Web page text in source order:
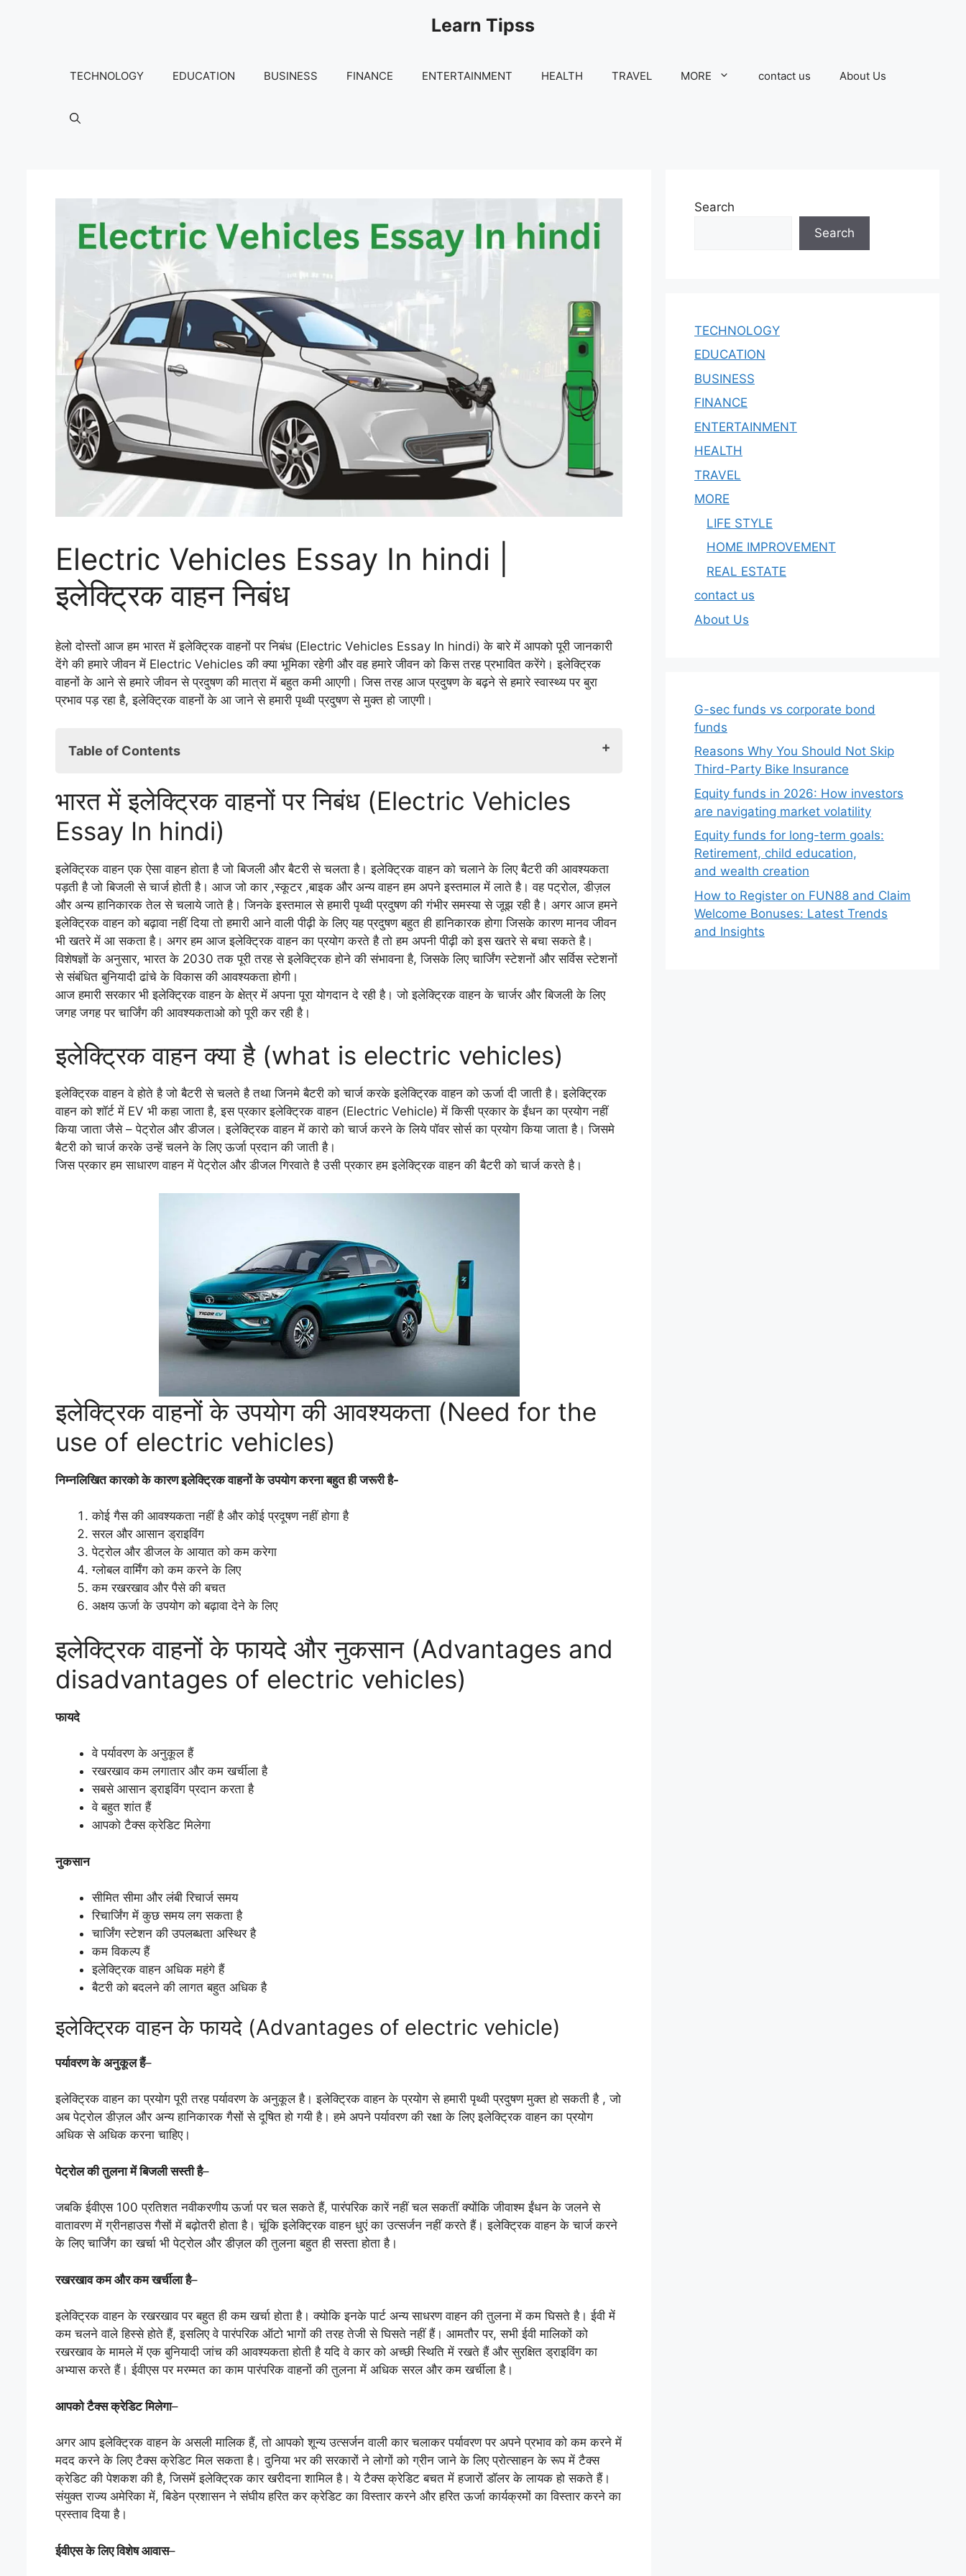
Learn Tipss
TECHNOLOGY EDUCATION BUSINESS FINANCE ENTERTAINMENT HEALTH TRAVEL MORE contact us About Us
Electric Vehicles Essay In hindi |
इलेक्ट्रिक वाहन निबंध
हेलो दोस्तों आज हम भारत में इलेक्ट्रिक वाहनों पर निबंध (Electric Vehicles Essay In hindi) के बारे में आपको पूरी जानकारी
देंगे की हमारे जीवन में Electric Vehicles की क्या भूमिका रहेगी और वह हमारे जीवन को किस तरह प्रभावित करेंगे। इलेक्ट्रिक
वाहनों के आने से हमारे जीवन से प्रदुषण की मात्रा में बहुत कमी आएगी। जिस तरह आज प्रदुषण के बढ़ने से हमारे स्वास्थ्य पर बुरा
प्रभाव पड़ रहा है, इलेक्ट्रिक वाहनों के आ जाने से हमारी पृथ्वी प्रदुषण से मुक्त हो जाएगी।
Table of Contents
इलेक्ट्रिक वाहन क्या है (what is electric vehicles)
इलेक्ट्रिक वाहनों के उपयोग की आवश्यकता (Need for the use of electric vehicles)
इलेक्ट्रिक वाहनों के फायदे और नुकसान (Advantages and disadvantages of electric vehicles)
इलेक्ट्रिक वाहन के नुकसान (Disadvantages of electric vehicle)
उपसंहार
इलेक्ट्रिक कारों के नुकसान क्या हैं?
क्या यह इलेक्ट्रिक कार खरीदने लायक है?
इलेक्ट्रिक कारों की रेंज क्या है?
आप एक इलेक्ट्रिक वाहन कैसे चार्ज करते हैं?
भारत में इलेक्ट्रिक वाहनों पर निबंध (Electric Vehicles
Essay In hindi)
इलेक्ट्रिक वाहन एक ऐसा वाहन होता है जो बिजली और बैटरी से चलता है। इलेक्ट्रिक वाहन को चलाने के लिए बैटरी की आवश्यकता
पड़ती है जो बिजली से चार्ज होती है। आज जो कार ,स्कूटर ,बाइक और अन्य वाहन हम अपने इस्तमाल में लाते है। वह पट्रोल, डीज़ल
और अन्य हानिकारक तेल से चलाये जाते है। जिनके इस्तमाल से हमारी पृथ्वी प्रदुषण की गंभीर समस्या से जूझ रही है। अगर आज हमने
इलेक्ट्रिक वाहन को बढ़ावा नहीं दिया तो हमारी आने वाली पीढ़ी के लिए यह प्रदुषण बहुत ही हानिकारक होगा जिसके कारण मानव जीवन
भी खतरे में आ सकता है। अगर हम आज इलेक्ट्रिक वाहन का प्रयोग करते है तो हम अपनी पीढ़ी को इस खतरे से बचा सकते है।
विशेषज्ञों के अनुसार, भारत के 2030 तक पूरी तरह से इलेक्ट्रिक होने की संभावना है, जिसके लिए चार्जिंग स्टेशनों और सर्विस स्टेशनों
से संबंधित बुनियादी ढांचे के विकास की आवश्यकता होगी।
आज हमारी सरकार भी इलेक्ट्रिक वाहन के क्षेत्र में अपना पूरा योगदान दे रही है। जो इलेक्ट्रिक वाहन के चार्जर और बिजली के लिए
जगह जगह पर चार्जिंग की आवश्यकताओ को पूरी कर रही है।
इलेक्ट्रिक वाहन क्या है (what is electric vehicles)
इलेक्ट्रिक वाहन वे होते है जो बैटरी से चलते है तथा जिनमे बैटरी को चार्ज करके इलेक्ट्रिक वाहन को ऊर्जा दी जाती है। इलेक्ट्रिक
वाहन को शॉर्ट में EV भी कहा जाता है, इस प्रकार इलेक्ट्रिक वाहन (Electric Vehicle) में किसी प्रकार के ईंधन का प्रयोग नहीं
किया जाता जैसे – पेट्रोल और डीजल। इलेक्ट्रिक वाहन में कारो को चार्ज करने के लिये पॉवर सोर्स का प्रयोग किया जाता है। जिसमे
बैटरी को चार्ज करके उन्हें चलने के लिए ऊर्जा प्रदान की जाती है।
जिस प्रकार हम साधारण वाहन में पेट्रोल और डीजल गिरवाते है उसी प्रकार हम इलेक्ट्रिक वाहन की बैटरी को चार्ज करते है।
इलेक्ट्रिक वाहनों के उपयोग की आवश्यकता (Need for the
use of electric vehicles)
निम्नलिखित कारको के कारण इलेक्ट्रिक वाहनों के उपयोग करना बहुत ही जरूरी है-
कोई गैस की आवश्यकता नहीं है और कोई प्रदूषण नहीं होगा है
सरल और आसान ड्राइविंग
पेट्रोल और डीजल के आयात को कम करेगा
ग्लोबल वार्मिंग को कम करने के लिए
कम रखरखाव और पैसे की बचत
अक्षय ऊर्जा के उपयोग को बढ़ावा देने के लिए
इलेक्ट्रिक वाहनों के फायदे और नुकसान (Advantages and
disadvantages of electric vehicles)
फायदे
वे पर्यावरण के अनुकूल हैं
रखरखाव कम लगातार और कम खर्चीला है
सबसे आसान ड्राइविंग प्रदान करता है
वे बहुत शांत हैं
आपको टैक्स क्रेडिट मिलेगा
नुकसान
सीमित सीमा और लंबी रिचार्ज समय
रिचार्जिंग में कुछ समय लग सकता है
चार्जिंग स्टेशन की उपलब्धता अस्थिर है
कम विकल्प हैं
इलेक्ट्रिक वाहन अधिक महंगे हैं
बैटरी को बदलने की लागत बहुत अधिक है
इलेक्ट्रिक वाहन के फायदे (Advantages of electric vehicle)
पर्यावरण के अनुकूल हैं–
इलेक्ट्रिक वाहन का प्रयोग पूरी तरह पर्यावरण के अनुकूल है। इलेक्ट्रिक वाहन के प्रयोग से हमारी पृथ्वी प्रदुषण मुक्त हो सकती है , जो
अब पेट्रोल डीज़ल और अन्य हानिकारक गैसों से दूषित हो गयी है। हमे अपने पर्यावरण की रक्षा के लिए इलेक्ट्रिक वाहन का प्रयोग
अधिक से अधिक करना चाहिए।
पेट्रोल की तुलना में बिजली सस्ती है–
जबकि ईवीएस 100 प्रतिशत नवीकरणीय ऊर्जा पर चल सकते हैं, पारंपरिक कारें नहीं चल सकतीं क्योंकि जीवाश्म ईंधन के जलने से
वातावरण में ग्रीनहाउस गैसों में बढ़ोतरी होता है। चूंकि इलेक्ट्रिक वाहन धुएं का उत्सर्जन नहीं करते हैं। इलेक्ट्रिक वाहन के चार्ज करने
के लिए चार्जिंग का खर्चा भी पेट्रोल और डीज़ल की तुलना बहुत ही सस्ता होता है।
रखरखाव कम और कम खर्चीला है–
इलेक्ट्रिक वाहन के रखरखाव पर बहुत ही कम खर्चा होता है। क्योकि इनके पार्ट अन्य साधरण वाहन की तुलना में कम घिसते है। ईवी में
कम चलने वाले हिस्से होते हैं, इसलिए वे पारंपरिक ऑटो भागों की तरह तेजी से घिसते नहीं हैं। आमतौर पर, सभी ईवी मालिकों को
रखरखाव के मामले में एक बुनियादी जांच की आवश्यकता होती है यदि वे कार को अच्छी स्थिति में रखते हैं और सुरक्षित ड्राइविंग का
अभ्यास करते हैं। ईवीएस पर मरम्मत का काम पारंपरिक वाहनों की तुलना में अधिक सरल और कम खर्चीला है।
आपको टैक्स क्रेडिट मिलेगा–
अगर आप इलेक्ट्रिक वाहन के असली मालिक हैं, तो आपको शून्य उत्सर्जन वाली कार चलाकर पर्यावरण पर अपने प्रभाव को कम करने में
मदद करने के लिए टैक्स क्रेडिट मिल सकता है। दुनिया भर की सरकारों ने लोगों को ग्रीन जाने के लिए प्रोत्साहन के रूप में टैक्स
क्रेडिट की पेशकश की है, जिसमें इलेक्ट्रिक कार खरीदना शामिल है। ये टैक्स क्रेडिट बचत में हजारों डॉलर के लायक हो सकते हैं।
संयुक्त राज्य अमेरिका में, बिडेन प्रशासन ने संघीय हरित कर क्रेडिट का विस्तार करने और हरित ऊर्जा कार्यक्रमों का विस्तार करने का
प्रस्ताव दिया है।
ईवीएस के लिए विशेष आवास–
Search
Search
TECHNOLOGY
EDUCATION
BUSINESS
FINANCE
ENTERTAINMENT
HEALTH
TRAVEL
MORE
LIFE STYLE
HOME IMPROVEMENT
REAL ESTATE
contact us
About Us
G-sec funds vs corporate bond
funds
Reasons Why You Should Not Skip
Third-Party Bike Insurance
Equity funds in 2026: How investors
are navigating market volatility
Equity funds for long-term goals:
Retirement, child education,
and wealth creation
How to Register on FUN88 and Claim
Welcome Bonuses: Latest Trends
and Insights